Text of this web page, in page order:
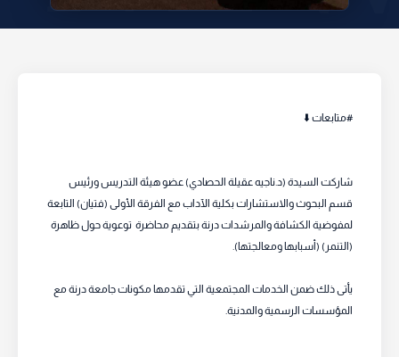
#متابعات ⬇️
شاركت السيدة (د.ناجيه عقيلة الحصادي) عضو هيئة التدريس ورئيس
قسم البحوث والاستشارات بكلية الآداب مع الفرقة الأولى (فتيان) التابعة
لمفوضية الكشافة والمرشدات درنة بتقديم محاضرة توعوية حول ظاهرة
(التنمر) (أسبابها ومعالجتها).
يأتى ذلك ضمن الخدمات المجتمعية التي تقدمها مكونات جامعة درنة مع
المؤسسات الرسمية والمدنية.